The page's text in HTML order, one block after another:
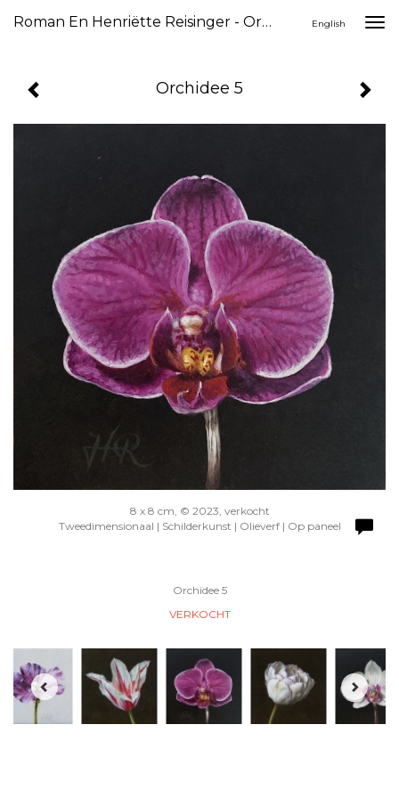
Roman En Henriëtte Reisinger - Orchidee 5 English
Orchidee 5
8 x 8 cm, © 2023, verkocht
Tweedimensionaal | Schilderkunst | Olieverf | Op paneel
Orchidee 5
VERKOCHT